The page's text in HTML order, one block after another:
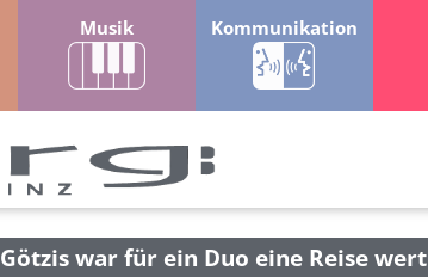
Musik Kommunikation
Götzis war für ein Duo eine Reise wert